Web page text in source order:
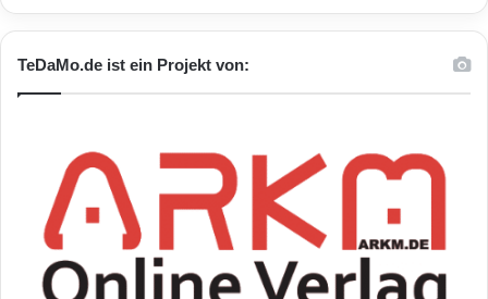
vier Konzessionen), Brasilienl (680 km),
Mexiko (155 km in zwei Konzessionen) und
Spanien (64 km). Konzessionen für
verwaltet und betreibt mehr als 5.237
Kilometer zwischen Brasilien (3.032 km in fünf
Konzessionen), Indien (1.600 km) und den
USA (605 km). Erzeugung von
TeDaMo.de ist ein Projekt von: